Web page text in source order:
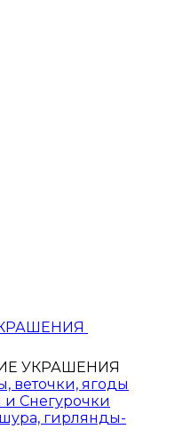
УКРАШЕНИЯ
веточки, ягоды
Снегурочки
гирлянды-